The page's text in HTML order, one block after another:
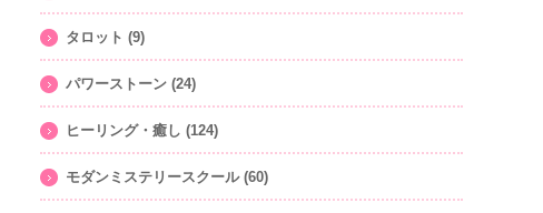
タロット (9)
パワーストーン (24)
ヒーリング・癒し (124)
モダンミステリースクール(60)